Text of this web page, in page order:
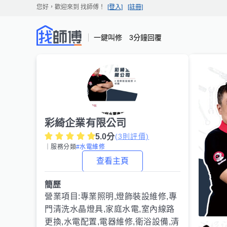
您好，歡迎來到 找師傅 ！ [登入] [註冊]
一鍵叫修 3分鐘回覆
彩綺企業有限公司
5.0分(3則評價)
｜服務分類#水電維修
查看主頁
簡歷
營業項目:專業照明,燈飾裝設維修,專
門清洗水晶燈具,家庭水電,室內線路
更換,水電配置,電器維修,衛浴設備,清